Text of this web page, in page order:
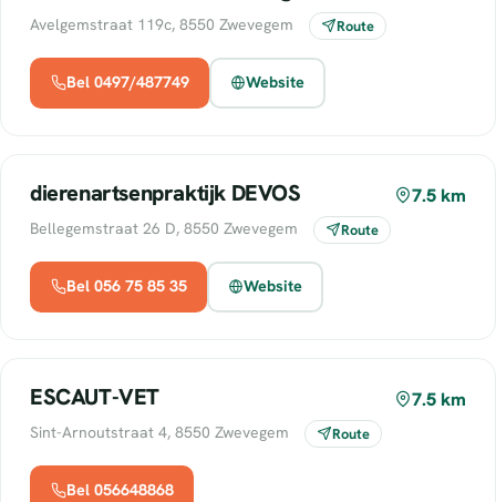
Avelgemstraat 119c, 8550 Zwevegem Route
Bel 0497/487749 Website
dierenartsenpraktijk DEVOS 7.5 km
Bellegemstraat 26 D, 8550 Zwevegem Route
Bel 056 75 85 35 Website
ESCAUT-VET 7.5 km
Sint-Arnoutstraat 4, 8550 Zwevegem Route
Bel 056648868